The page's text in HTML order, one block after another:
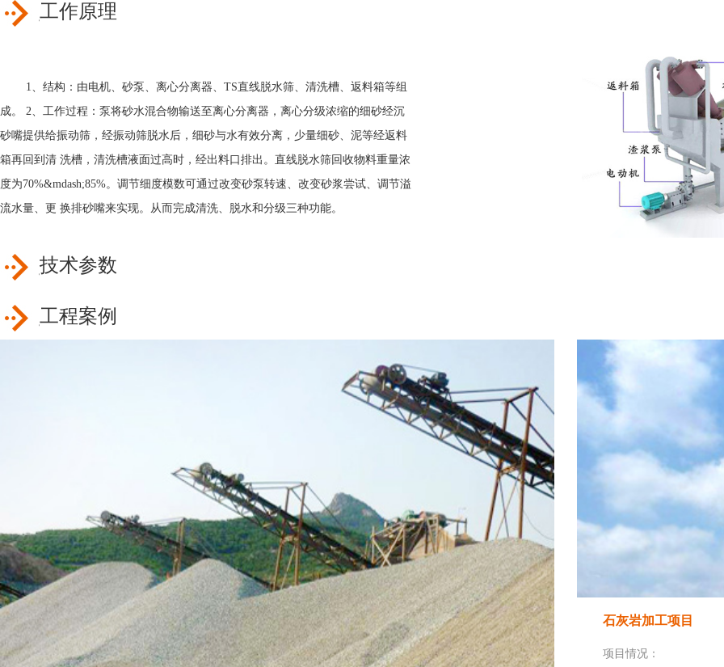
工作原理
1、结构：由电机、砂泵、离心分离器、TS直线脱水筛、清洗槽、返料箱等组
成。 2、工作过程：泵将砂水混合物输送至离心分离器，离心分级浓缩的细砂经沉
砂嘴提供给振动筛，经振动筛脱水后，细砂与水有效分离，少量细砂、泥等经返料
箱再回到清 洗槽，清洗槽液面过高时，经出料口排出。直线脱水筛回收物料重量浓
度为70%&mdash;85%。调节细度模数可通过改变砂泵转速、改变砂浆尝试、调节溢
流水量、更 换排砂嘴来实现。从而完成清洗、脱水和分级三种功能。
技术参数
工程案例
石灰岩加工项目
项目情况：